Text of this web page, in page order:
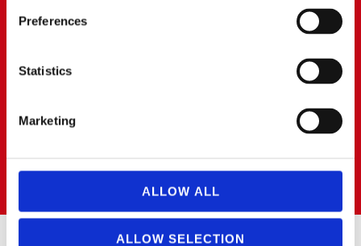
Preferences
Statistics
Marketing
ALLOW ALL
ALLOW SELECTION
28939 ARROYOMOLINOS (Madrid)
boadilla@cerratoalquiler.es